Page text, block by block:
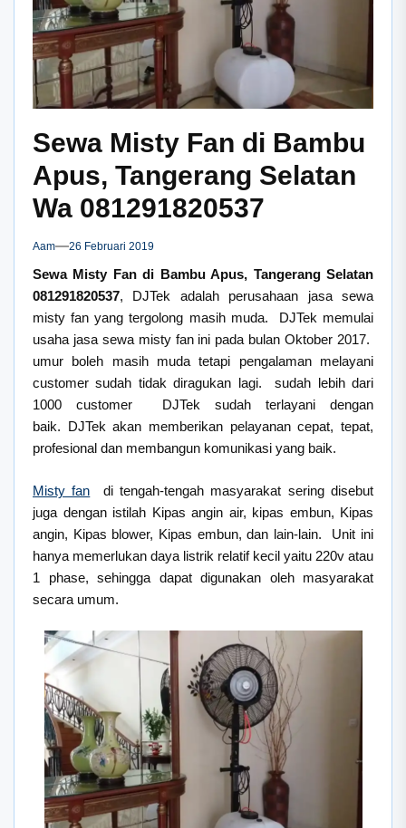
Sewa Misty Fan di Bambu
Apus, Tangerang Selatan
Wa 081291820537
Aam 26 Februari 2019
Sewa Misty Fan di Bambu Apus, Tangerang Selatan
081291820537, DJTek adalah perusahaan jasa sewa
misty fan yang tergolong masih muda. DJTek memulai
usaha jasa sewa misty fan ini pada bulan Oktober 2017.
umur boleh masih muda tetapi pengalaman melayani
customer sudah tidak diragukan lagi. sudah lebih dari
1000 customer DJTek sudah terlayani dengan
baik. DJTek akan memberikan pelayanan cepat, tepat,
profesional dan membangun komunikasi yang baik.
Misty fan di tengah-tengah masyarakat sering disebut
juga dengan istilah Kipas angin air, kipas embun, Kipas
angin, Kipas blower, Kipas embun, dan lain-lain. Unit ini
hanya memerlukan daya listrik relatif kecil yaitu 220v atau
1 phase, sehingga dapat digunakan oleh masyarakat
secara umum.